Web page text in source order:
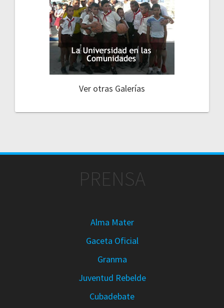
Ver otras Galerías
PRENSA
Alma Mater
Gaceta Oficial
Granma
Juventud Rebelde
Cubadebate